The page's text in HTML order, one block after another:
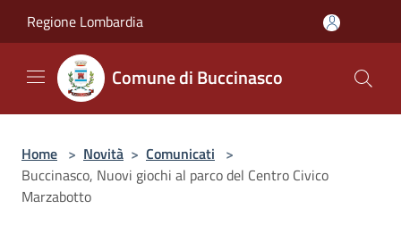
Regione Lombardia
Comune di Buccinasco
Home > Novità > Comunicati >
Buccinasco, Nuovi giochi al parco del Centro Civico
Marzabotto